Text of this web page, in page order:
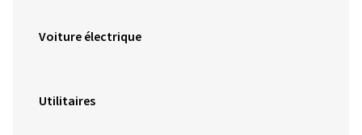
Voiture électrique
Utilitaires